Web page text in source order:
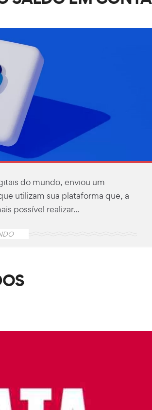
do mundo, enviou um
utilizam sua plataforma que, a
possível realizar...